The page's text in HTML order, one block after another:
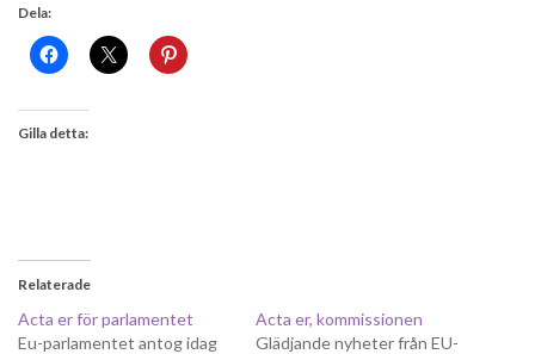
Dela:
Gilla detta:
Relaterade
Acta er för parlamentet
Eu-parlamentet antog idag
Acta er, kommissionen
Glädjande nyheter från EU-